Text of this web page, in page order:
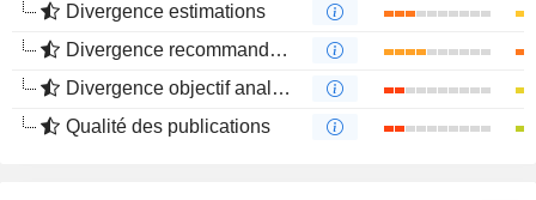
Divergence estimations
Divergence recommandations analystes
Divergence objectif analystes
Qualité des publications